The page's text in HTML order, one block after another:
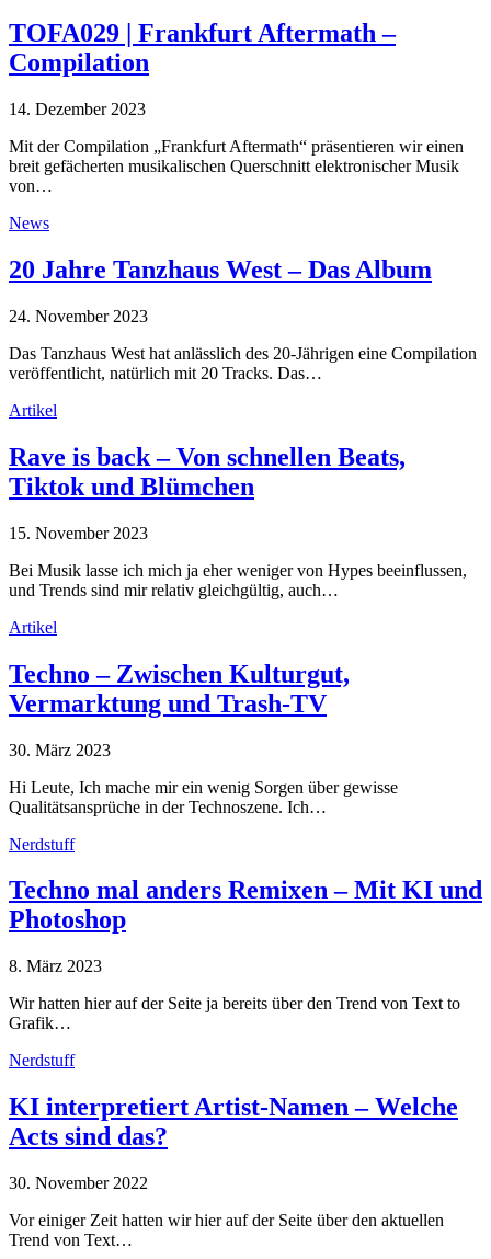
TOFA029 | Frankfurt Aftermath –
Compilation
14. Dezember 2023
Mit der Compilation „Frankfurt Aftermath“ präsentieren wir einen
breit gefächerten musikalischen Querschnitt elektronischer Musik
von…
News
20 Jahre Tanzhaus West – Das Album
24. November 2023
Das Tanzhaus West hat anlässlich des 20-Jährigen eine Compilation
veröffentlicht, natürlich mit 20 Tracks. Das…
Artikel
Rave is back – Von schnellen Beats,
Tiktok und Blümchen
15. November 2023
Bei Musik lasse ich mich ja eher weniger von Hypes beeinflussen,
und Trends sind mir relativ gleichgültig, auch…
Artikel
Techno – Zwischen Kulturgut,
Vermarktung und Trash-TV
30. März 2023
Hi Leute, Ich mache mir ein wenig Sorgen über gewisse
Qualitätsansprüche in der Technoszene. Ich…
Nerdstuff
Techno mal anders Remixen – Mit KI und
Photoshop
8. März 2023
Wir hatten hier auf der Seite ja bereits über den Trend von Text to
Grafik…
Nerdstuff
KI interpretiert Artist-Namen – Welche
Acts sind das?
30. November 2022
Vor einiger Zeit hatten wir hier auf der Seite über den aktuellen
Trend von Text…